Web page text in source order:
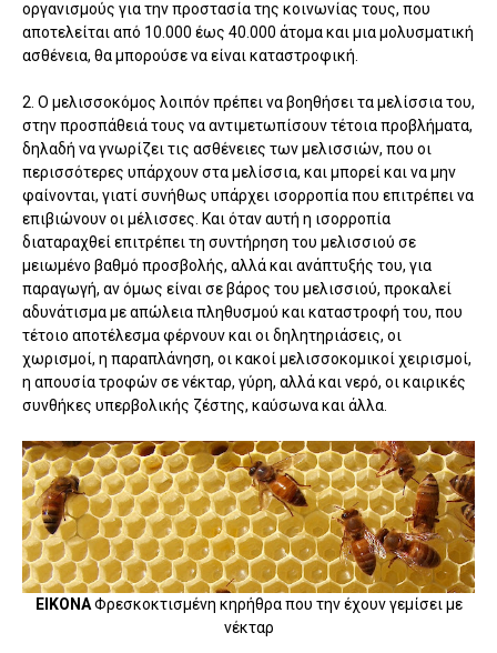
οργανισμούς για την προστασία της κοινωνίας τους, που
αποτελείται από 10.000 έως 40.000 άτομα και μια μολυσματική
ασθένεια, θα μπορούσε να είναι καταστροφική.
2. Ο μελισσοκόμος λοιπόν πρέπει να βοηθήσει τα μελίσσια του,
στην προσπάθειά τους να αντιμετωπίσουν τέτοια προβλήματα,
δηλαδή να γνωρίζει τις ασθένειες των μελισσιών, που οι
περισσότερες υπάρχουν στα μελίσσια, και μπορεί και να μην
φαίνονται, γιατί συνήθως υπάρχει ισορροπία που επιτρέπει να
επιβιώνουν οι μέλισσες. Και όταν αυτή η ισορροπία
διαταραχθεί επιτρέπει τη συντήρηση του μελισσιού σε
μειωμένο βαθμό προσβολής, αλλά και ανάπτυξής του, για
παραγωγή, αν όμως είναι σε βάρος του μελισσιού, προκαλεί
αδυνάτισμα με απώλεια πληθυσμού και καταστροφή του, που
τέτοιο αποτέλεσμα φέρνουν και οι δηλητηριάσεις, οι
χωρισμοί, η παραπλάνηση, οι κακοί μελισσοκομικοί χειρισμοί,
η απουσία τροφών σε νέκταρ, γύρη, αλλά και νερό, οι καιρικές
συνθήκες υπερβολικής ζέστης, καύσωνα και άλλα.
ΕΙΚΟΝΑΦρεσκοκτισμένη κηρήθρα που την έχουν γεμίσει με
νέκταρ